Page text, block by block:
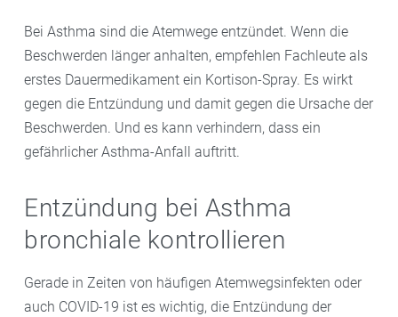
Bei Asthma sind die Atemwege entzündet. Wenn die
Beschwerden länger anhalten, empfehlen Fachleute als
erstes Dauermedikament ein Kortison-Spray. Es wirkt
gegen die Entzündung und damit gegen die Ursache der
Beschwerden. Und es kann verhindern, dass ein
gefährlicher Asthma-Anfall auftritt.
Entzündung bei Asthma
bronchiale kontrollieren
Gerade in Zeiten von häufigen Atemwegsinfekten oder
auch COVID-19 ist es wichtig, die Entzündung der